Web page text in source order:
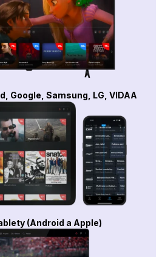
Google, Samsung, LG, VIDAA
(Android a Apple)